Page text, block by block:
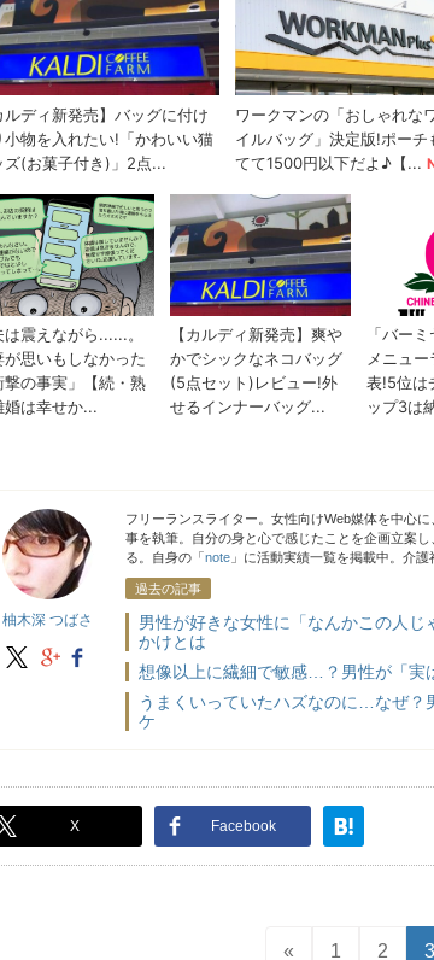
柚木深 つばさ
柚木深 つばさ
google+facebook
フリーランスライター。女性向けWeb媒体を中心
事を執筆。自分の身と心で感じたことを企画立案
る。自身の「note 」に活動実績一覧を掲載中。介護
過去の記事
男性が好きな女性に「なんかこの人
かけとは
想像以上に繊細で敏感…？男性が「実
うまくいっていたハズなのに…なぜ？
ケ
X Facebook
« 1 2 3